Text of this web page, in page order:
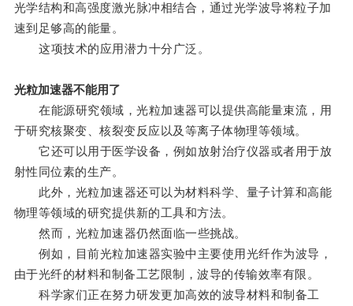
光学结构和高强度激光脉冲相结合，通过光学波导将粒子加
速到足够高的能量。
这项技术的应用潜力十分广泛。
光粒加速器不能用了
在能源研究领域，光粒加速器可以提供高能量束流，用
于研究核聚变、核裂变反应以及等离子体物理等领域。
它还可以用于医学设备，例如放射治疗仪器或者用于放
射性同位素的生产。
此外，光粒加速器还可以为材料科学、量子计算和高能
物理等领域的研究提供新的工具和方法。
然而，光粒加速器仍然面临一些挑战。
例如，目前光粒加速器实验中主要使用光纤作为波导，
由于光纤的材料和制备工艺限制，波导的传输效率有限。
科学家们正在努力研发更加高效的波导材料和制备工